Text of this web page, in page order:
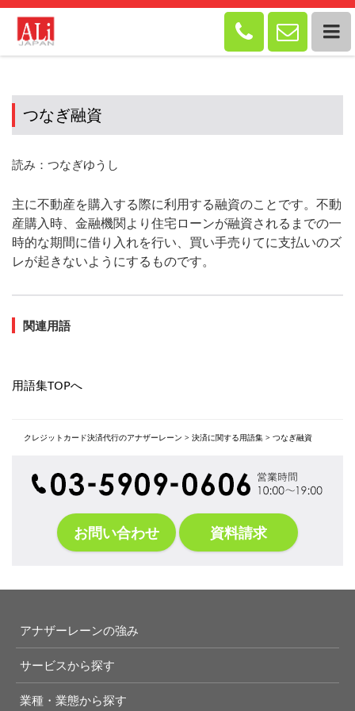
 
つなぎ融資
読み：つなぎゆうし
主に不動産を購入する際に利用する融資のことです。不動
産購入時、金融機関より住宅ローンが融資されるまでの一
時的な期間に借り入れを行い、買い手売りてに支払いのズ
レが起きないようにするものです。
関連用語
用語集TOPへ
クレジットカード決済代行のアナザーレーン > 決済に関する用語集 > つなぎ融資
お問い合わせ 資料請求
アナザーレーンの強み
サービスから探す
業種・業態から探す